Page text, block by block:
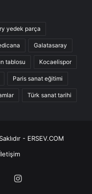
yedek parça
Galatasaray
tablosu Kocaelispor
Paris sanat eğitimi
Türk sanat tarihi
- ERSEV.COM
İletişim
Instagram